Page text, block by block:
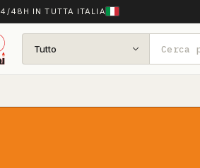
48H IN TUTTA ITALIA
Tutto